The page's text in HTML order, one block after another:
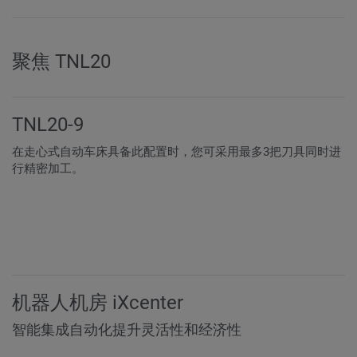
聚焦 TNL20
TNL20-9
在走心式自动车床具备此配置时，您可采用最多3把刀具同时进
行精密加工。
机器人机房 iXcenter
智能集成自动化提升灵活性和经济性